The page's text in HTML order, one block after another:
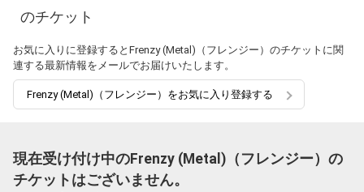
のチケット
お気に入りに登録するとFrenzy (Metal)（フレンジー）のチケットに関
連する最新情報をメールでお届けいたします。
Frenzy (Metal)（フレンジー）をお気に入り登録する
現在受け付け中のFrenzy (Metal)（フレンジー）の
チケットはございません。